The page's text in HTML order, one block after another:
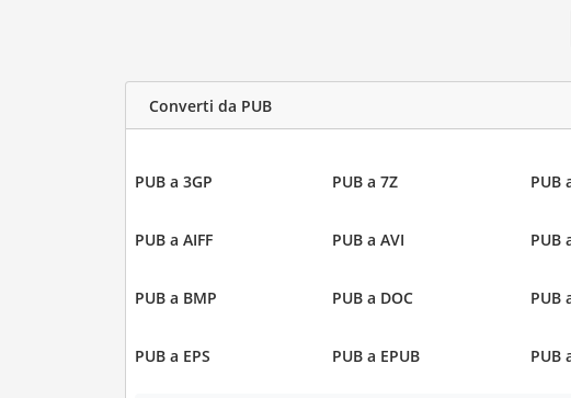
Converti da PUB
PUB a 3GP PUB a 7Z PUB
PUB a AIFF PUB a AVI PUB
PUB a BMP PUB a DOC PUB
PUB a EPS PUB a EPUB PUB